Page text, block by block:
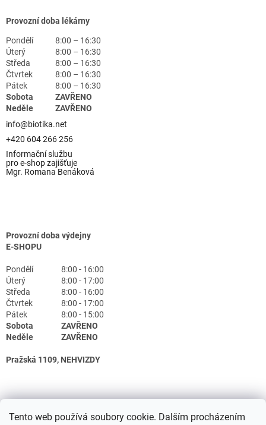
Tento web používá soubory cookie. Dalším procházením
Provozní doba lékárny
Pondělí
8:00 – 16:30
Úterý
8:00 – 16:30
Středa
8:00 – 16:30
Čtvrtek
8:00 – 16:30
Pátek
8:00 – 16:30
Sobota
ZAVŘENO
Neděle
ZAVŘENO
info@biotika.net
+420 604 266 256
Informační službu
pro e-shop zajišťuje
Mgr. Romana Benáková
Provozní doba výdejny
E-SHOPU
Pondělí
8:00 - 16:00
Úterý
8:00 - 17:00
Středa
8:00 - 16:00
Čtvrtek
8:00 - 17:00
Pátek
8:00 - 15:00
Sobota
ZAVŘENO
Neděle
ZAVŘENO
Pražská 1109, NEHVIZDY